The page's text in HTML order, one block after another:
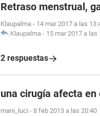
Retraso menstrual,
Klaupalma - 14 mar 2017 a las
Klaupalma - 15 mar 2017 a las
2 respuestas
una cirugía afecta
mani_luci - 8 feb 2013 a las 20:40